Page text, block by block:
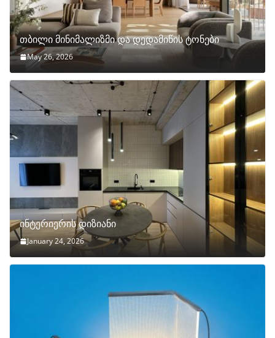
თბილი მინიმალიზმი და დედამიწის ტონები
May 26, 2026
ინტერიერის დიზიანი
January 24, 2026